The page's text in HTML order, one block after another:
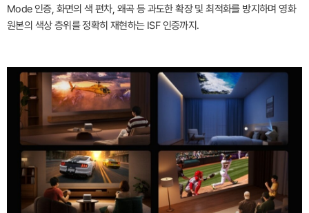
Mode 인증, 화면의 색 편차, 왜곡 등 과도한 확장 및 최적화를 방지하며 영화
원본의 색상 층위를 정확히 재현하는 ISF 인증까지.